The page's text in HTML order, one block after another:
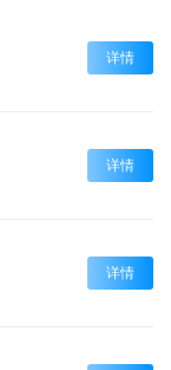
详情
详情
详情